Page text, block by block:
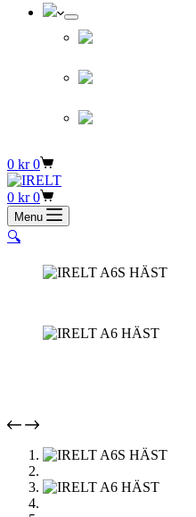
Varukorg
0 kr 0
Varukorg
0 kr 0
Menu
🔍